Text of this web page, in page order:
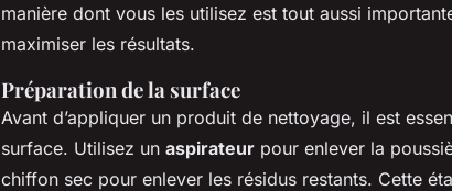
manière dont vous les utilisez est tout aussi
maximiser les résultats.
Préparation de la surface
Avant d’appliquer un produit de nettoyage, il est
surface. Utilisez un aspirateur pour enlever la
chiffon sec pour enlever les résidus restants. Cette